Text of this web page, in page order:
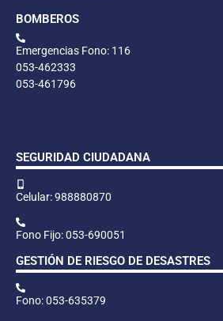
BOMBEROS
Emergencias Fono: 116
053-462333
053-461796
SEGURIDAD CIUDADANA
Celular: 988880870
Fono Fijo: 053-690051
GESTIÓN DE RIESGO DE DESASTRES
Fono: 053-635379